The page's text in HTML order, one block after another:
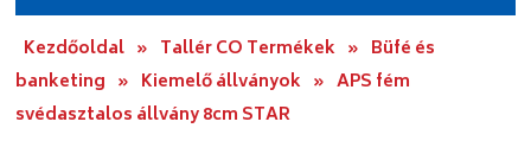
Kezdőoldal » Tallér CO Termékek » Büfé és
banketing » Kiemelő állványok » APS fém
svédasztalos állvány 8cm STAR